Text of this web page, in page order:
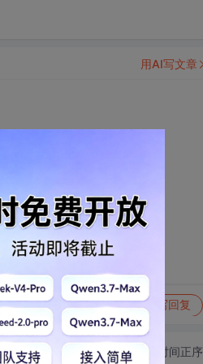
写回复
用AI写文章
切换为时间正序